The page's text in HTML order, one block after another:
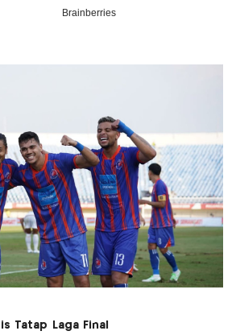
Tatap Laga Final